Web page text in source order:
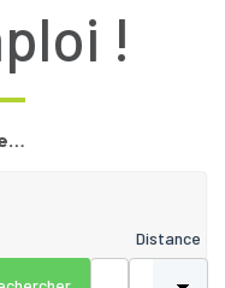
!
Distance